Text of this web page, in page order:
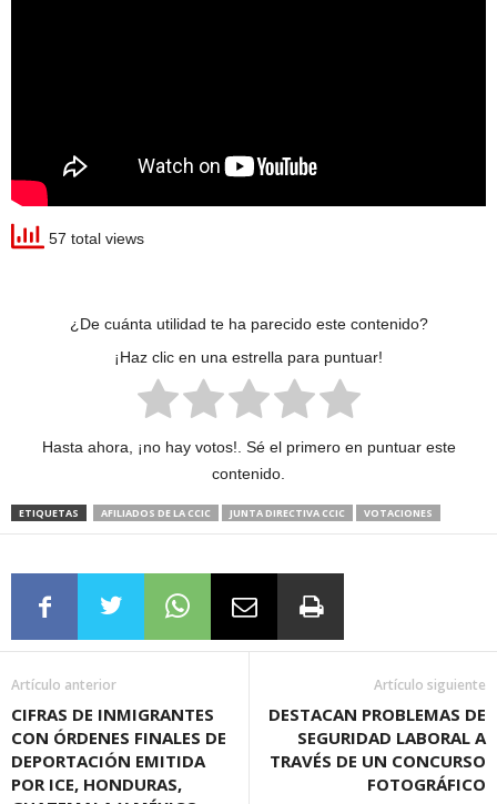
57 total views
¿De cuánta utilidad te ha parecido este contenido?
¡Haz clic en una estrella para puntuar!
Hasta ahora, ¡no hay votos!. Sé el primero en puntuar este
contenido.
ETIQUETAS AFILIADOS DE LA CCIC JUNTA DIRECTIVA CCIC VOTACIONES
Artículo anterior
CIFRAS DE INMIGRANTES
CON ÓRDENES FINALES DE
DEPORTACIÓN EMITIDA
POR ICE, HONDURAS,
Artículo siguiente
DESTACAN PROBLEMAS DE
SEGURIDAD LABORAL A
TRAVÉS DE UN CONCURSO
FOTOGRÁFICO